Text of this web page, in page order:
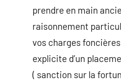
prendre en main
raisonnement
vos charges
explicite d’un
( sanction sur la